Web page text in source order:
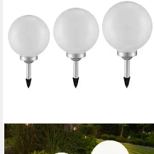
EXPO BÖRSE